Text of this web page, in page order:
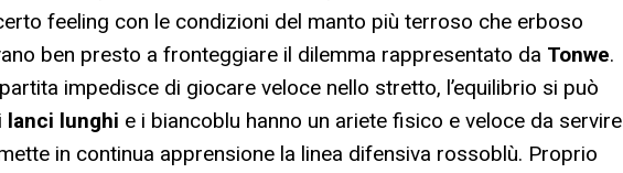
feeling con le condizioni del manto più terroso che erboso
ben presto a fronteggiare il dilemma rappresentato da Tonwe.
impedisce di giocare veloce nello stretto, l’equilibrio si può
lanci lunghi e i biancoblu hanno un ariete fisico e veloce da servire
in continua apprensione la linea difensiva rossoblù. Proprio